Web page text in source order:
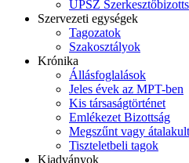
ÚPSZ
Szervezeti egységek
Tagozatok
Szakosztályok
Krónika
Állásfoglalások
Jeles évek az MPT-ben
Kis társaságtörténet
Emlékezet Bizottság
Megszűnt vagy
Tiszteletbeli tagok
Kiadványok